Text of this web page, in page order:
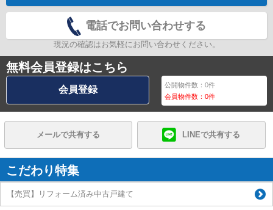
電話でお問い合わせする
現況の確認はお気軽にお問い合わせください。
無料会員登録はこちら
会員登録 公開物件数：0件
会員物件数：0件
メールで共有する LINEで共有する
こだわり特集
【売買】リフォーム済み中古戸建て